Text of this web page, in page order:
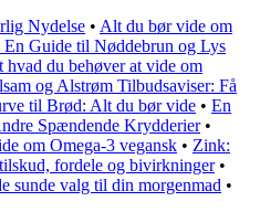
Nydelse • Alt du bør vide om
Guide til Nøddebrun og Lys
hvad du behøver at vide om
og Alstrøm Tilbudsaviser: Få
til Brød: Alt du bør vide • En
Spændende Krydderier•
om Omega-3 vegansk • Zink:
fordele og bivirkninger•
sunde valg til din morgenmad •